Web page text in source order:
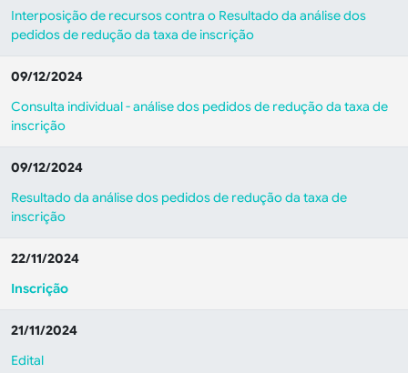
Interposição de recursos contra o Resultado da análise dos
pedidos de redução da taxa de inscrição
09/12/2024
Consulta individual - análise dos pedidos de redução da taxa de
inscrição
09/12/2024
Resultado da análise dos pedidos de redução da taxa de
inscrição
22/11/2024
Inscrição
21/11/2024
Edital